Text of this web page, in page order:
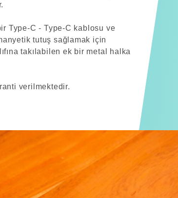
Type-C - Type-C kablosu ve
tutuş sağlamak için
takılabilen ek bir metal halka
verilmektedir.